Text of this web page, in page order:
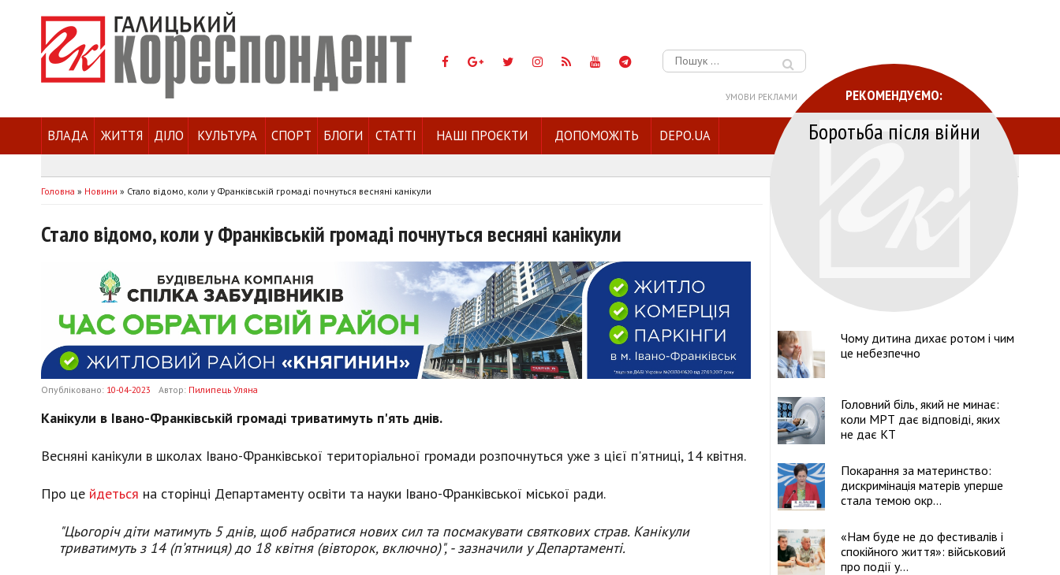
Пошук:
УМОВИ РЕКЛАМИ
ВЛАДА ЖИТТЯ ДІЛО КУЛЬТУРА СПОРТ БЛОГИ СТАТТІ НАШІ ПРОЄКТИ ДОПОМОЖІТЬ DEPO.UA
Головна » Новини » Стало відомо, коли у Франківській громаді почнуться весняні канікули
Стало відомо, коли у Франківській громаді почнуться весняні канікули
Опубліковано: 10-04-2023 Автор: Пилипець Уляна
Канікули в Івано-Франківській громаді триватимуть п'ять днів.
Весняні канікули в школах Івано-Франківської територіальної громади розпочнуться уже з цієї п'ятниці, 14 квітня.
Про це йдеться на сторінці Департаменту освіти та науки Івано-Франківської міської ради.
"Цьогоріч діти матимуть 5 днів, щоб набратися нових сил та посмакувати святкових страв. Канікули
триватимуть з 14 (п’ятниця) до 18 квітня (вівторок, включно)", - зазначили у Департаменті.
РЕКОМЕНДУЄМО:
Боротьба після війни
Чому дитина дихає ротом і чим
це небезпечно
Головний біль, який не минає:
коли МРТ дає відповіді, яких
не дає КТ
Покарання за материнство:
дискримінація матерів уперше
стала темою окр...
«Нам буде не до фестивалів і
спокійного життя»: військовий
про події у...